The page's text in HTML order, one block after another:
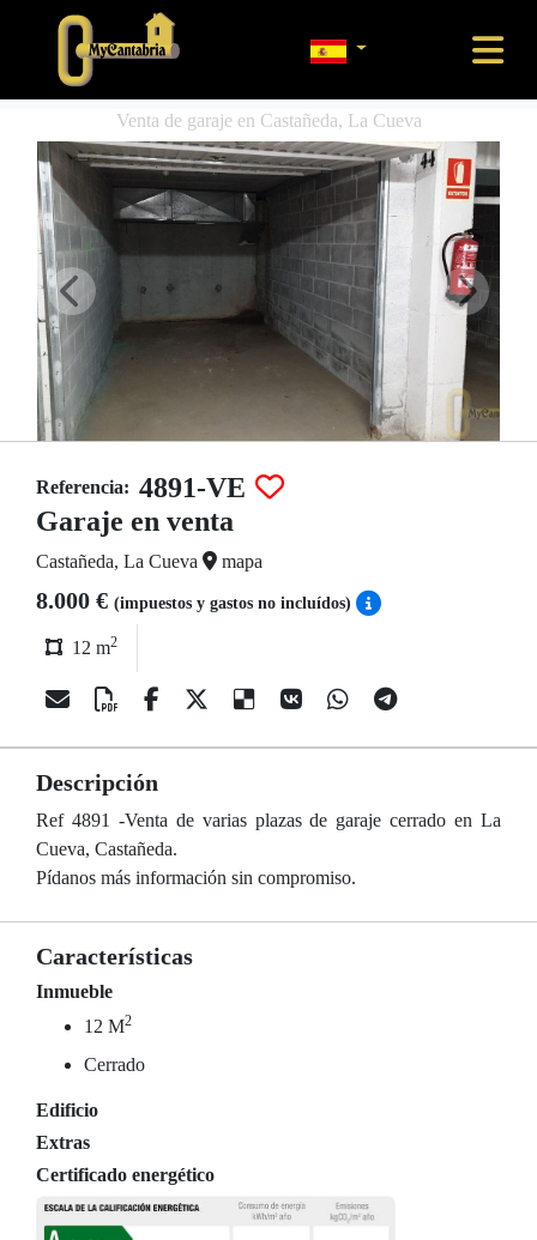
Venta de garaje en Castañeda, La Cueva
Referencia: 4891-VE
Garaje en venta
Castañeda, La Cueva mapa
8.000 € (impuestos y gastos no incluídos)
12 m2
Descripción
Ref 4891 -Venta de varias plazas de garaje cerrado en La
Cueva, Castañeda.
Pídanos más información sin compromiso.
Características
Inmueble
12 M2
Cerrado
Edificio
Extras
Certificado energético